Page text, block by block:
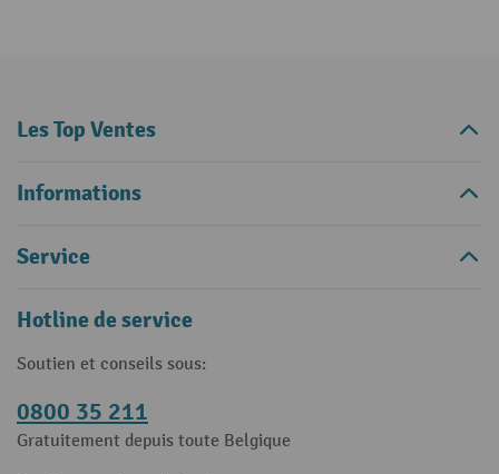
Les Top Ventes
Informations
Service
Hotline de service
Soutien et conseils sous:
0800 35 211
Gratuitement depuis toute Belgique